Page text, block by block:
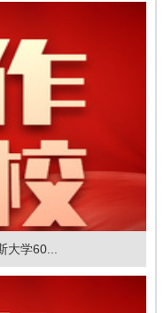
大学60...